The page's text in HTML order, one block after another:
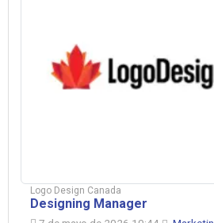
Logo Design Canada
Designing Manager